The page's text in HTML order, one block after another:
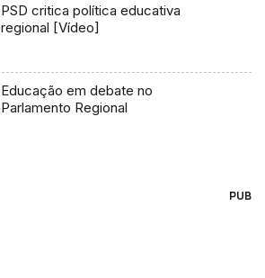
PSD critica política educativa
regional [Vídeo]
Educação em debate no
Parlamento Regional
PUB